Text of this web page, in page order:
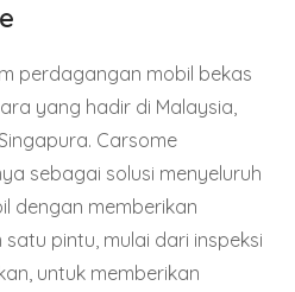
perdagangan mobil bekas
yang hadir di Malaysia,
Carsome
sebagai solusi menyeluruh
dengan memberikan
pintu, mulai dari inspeksi
untuk memberikan